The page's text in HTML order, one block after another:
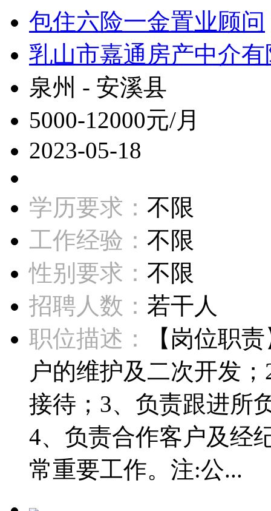
包住六险一金置业顾问
乳山市嘉通房产中介
泉州 - 安溪县
5000-12000元/月
2023-05-18
学历要求： 不限
工作经验： 不限
性别要求： 不限
招聘人数： 若干人
职位描述：
【岗位职
户的维护及二次开发
接待；3、负责跟进所
4、负责合作客户及经
常重要工作。注:公...